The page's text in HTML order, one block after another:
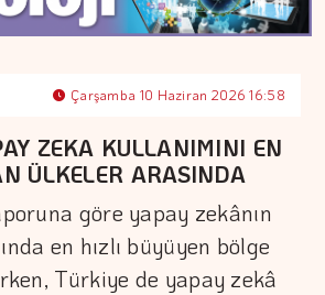
Çarşamba 10 Haziran 2026 16:58
ZEKA KULLANIMINI EN
ÜLKELER ARASINDA
göre yapay zekânın
en hızlı büyüyen bölge
Türkiye de yapay zekâ